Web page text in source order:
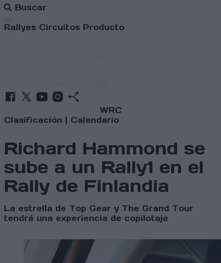
Buscar
Abrir menú
Rallyes Circuitos Producto
WRC
Clasificación | Calendario
Richard Hammond se
sube a un Rally1 en el
Rally de Finlandia
La estrella de Top Gear y The Grand Tour
tendrá una experiencia de copilotaje